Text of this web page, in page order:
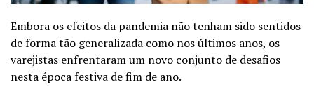
Embora os efeitos da pandemia não tenham sido sentidos
de forma tão generalizada como nos últimos anos, os
varejistas enfrentaram um novo conjunto de desafios
nesta época festiva de fim de ano.